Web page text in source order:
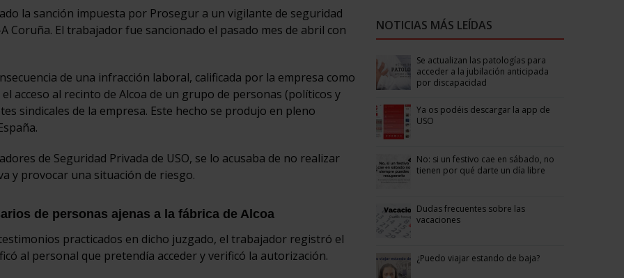
la sanción impuesta por Prosegur a un vigilante de seguridad
Coruña. El trabajador fue sancionado el pasado mes de abril con
de una infracción laboral, calificada por la empresa como
acceso al recinto de Alcoa de un grupo de personas (políticos y
sindicales de la empresa. Este hecho se produjo en pleno
de Seguridad Privada de USO, se lo acusaba de no realizar
y provocar una situación de riesgo.
de personas ajenas a la fábrica de Alcoa
practicados en dicho juzgado, el trabajador registró el
al personal que pretendía acceder y verificó la autorización.
NOTICIAS MÁS LEÍDAS
Se actualizan las patologías para
acceder a la jubilación anticipada
por discapacidad
Ya os podéis descargar la app de
USO
No: si un festivo cae en sábado, no
tienen por qué darte un día libre
Dudas frecuentes sobre las
vacaciones
¿Puedo viajar estando de baja?